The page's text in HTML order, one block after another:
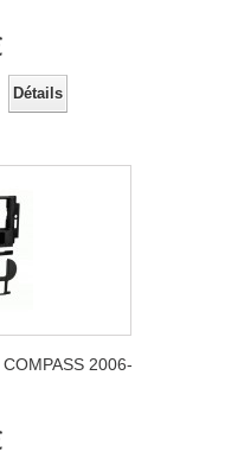
Détails
2006-